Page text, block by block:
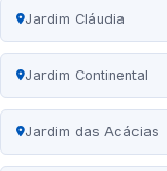
Jardim Cláudia
Jardim Continental
Jardim das Acácias